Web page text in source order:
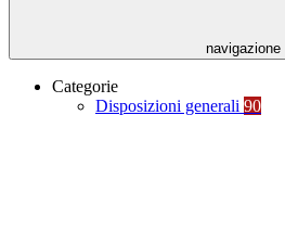
navigazione
Categorie
Disposizioni generali 90